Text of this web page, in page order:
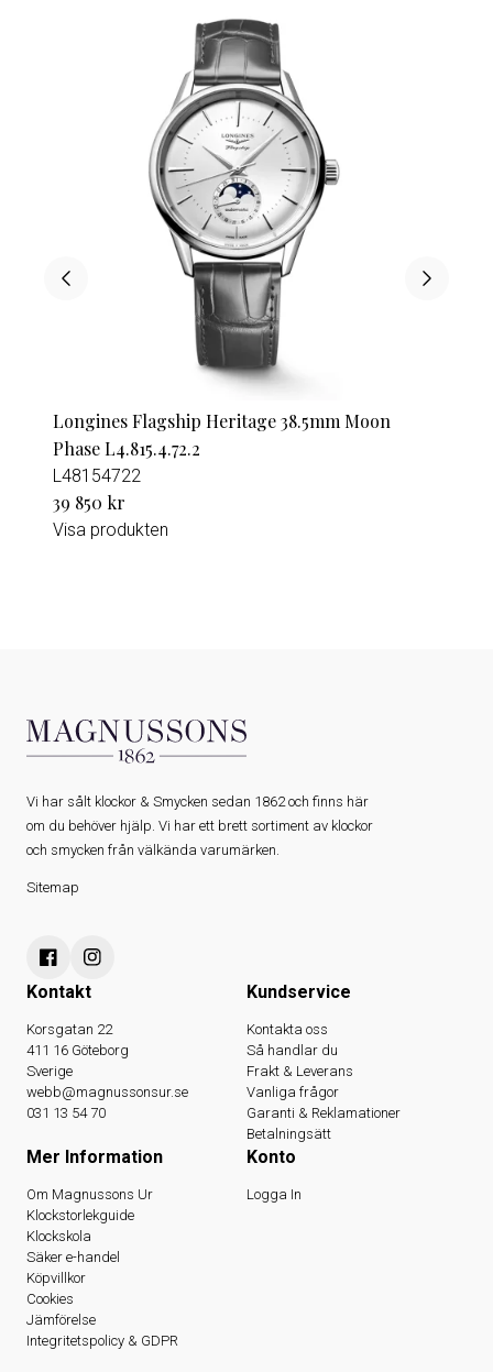
Longines Flagship Heritage 38.5mm Moon
Phase L4.815.4.72.2
L48154722
39 850 kr
Visa produkten
Vi har sålt klockor & Smycken sedan 1862 och finns här
om du behöver hjälp. Vi har ett brett sortiment av klockor
och smycken från välkända varumärken.
Sitemap
Kontakt
Korsgatan 22
411 16 Göteborg
Sverige
webb@magnussonsur.se
031 13 54 70
Kundservice
Kontakta oss
Så handlar du
Frakt & Leverans
Vanliga frågor
Garanti & Reklamationer
Betalningsätt
Mer Information
Om Magnussons Ur
Klockstorlekguide
Klockskola
Säker e-handel
Köpvillkor
Cookies
Jämförelse
Integritetspolicy & GDPR
Konto
Logga In